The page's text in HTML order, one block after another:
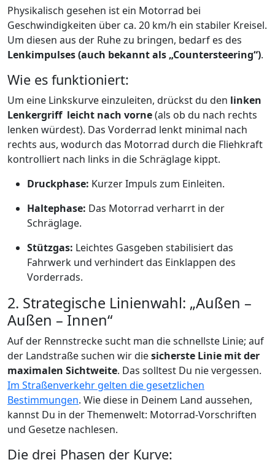
Physikalisch gesehen ist ein Motorrad bei
Geschwindigkeiten über ca. 20 km/h ein stabiler Kreisel.
Um diesen aus der Ruhe zu bringen, bedarf es des
Lenkimpulses (auch bekannt als „Countersteering“).
Wie es funktioniert:
Um eine Linkskurve einzuleiten, drückst du den linken
Lenkergriff leicht nach vorne(als ob du nach rechts
lenken würdest). Das Vorderrad lenkt minimal nach
rechts aus, wodurch das Motorrad durch die Fliehkraft
kontrolliert nach links in die Schräglage kippt.
Druckphase: Kurzer Impuls zum Einleiten.
Haltephase: Das Motorrad verharrt in der
Schräglage.
Stützgas: Leichtes Gasgeben stabilisiert das
Fahrwerk und verhindert das Einklappen des
Vorderrads.
2. Strategische Linienwahl: „Außen –
Außen – Innen“
Auf der Rennstrecke sucht man die schnellste Linie; auf
der Landstraße suchen wir diesicherste Linie mit der
maximalen Sichtweite. Das solltest Du nie vergessen.
Im Straßenverkehr gelten die gesetzlichen
Bestimmungen. Wie diese in Deinem Land aussehen,
kannst Du in der Themenwelt: Motorrad-Vorschriften
und Gesetze nachlesen.
Die drei Phasen der Kurve: